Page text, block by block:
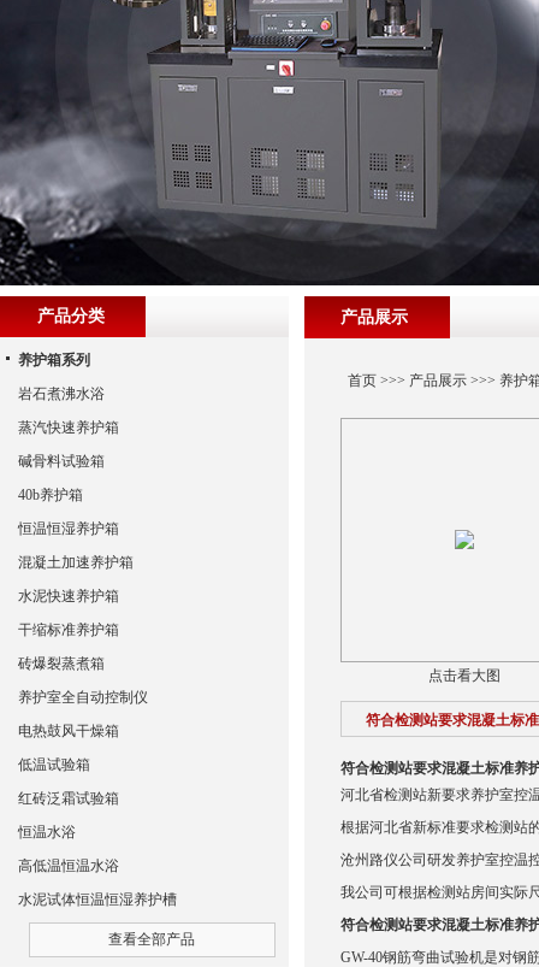
产品展示
首页>>> 产品展示>>> 养护
点击看大图
符合检测站要求混凝土标
符合检测站要求混凝土标准养
河北省检测站新要求养护室控
根据河北省新标准要求检测站
沧州路仪公司研发养护室控温
我公司可根据检测站房间实际
符合检测站要求混凝土标准养
GW-40钢筋弯曲试验机是对钢
产品分类
养护箱系列
岩石煮沸水浴
蒸汽快速养护箱
碱骨料试验箱
40b养护箱
恒温恒湿养护箱
混凝土加速养护箱
水泥快速养护箱
干缩标准养护箱
砖爆裂蒸煮箱
养护室全自动控制仪
电热鼓风干燥箱
低温试验箱
红砖泛霜试验箱
恒温水浴
高低温恒温水浴
水泥试体恒温恒湿养护槽
查看全部产品